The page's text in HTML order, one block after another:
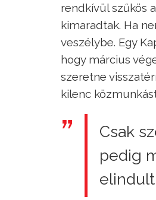
rendkívül szűkös
kimaradtak. Ha
veszélybe. Egy
hogy március
szeretne
kilenc
Csak
pedig